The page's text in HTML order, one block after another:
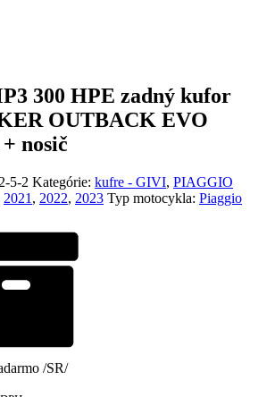
300 HPE zadný kufor
OUTBACK EVO
nosič
5-2 Kategórie: kufre - GIVI, PIAGGIO
2021 , 2022, 2023 Typ motocykla: Piaggio
/SR/